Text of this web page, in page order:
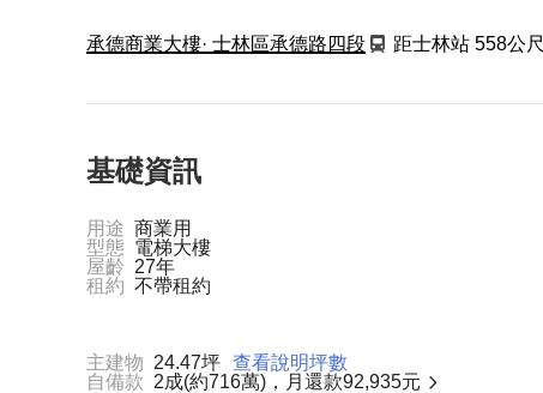
承德商業大樓· 士林區承德路四段 距士林站 558公尺
基礎資訊
用途 商業用
型態 電梯大樓
屋齡 27年
租約 不帶租約
主建物 24.47坪 查看說明坪數
自備款 2成(約716萬)，月還款92,935元